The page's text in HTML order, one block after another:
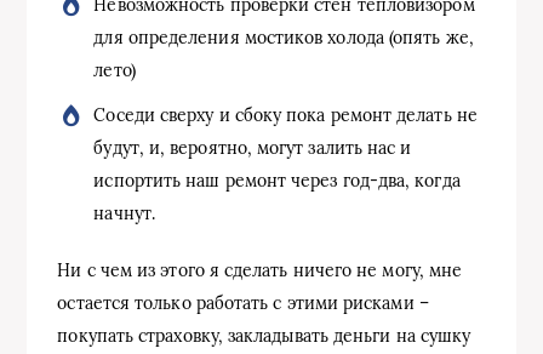
Невозможность проверки стен тепловизором
для определения мостиков холода (опять же,
лето)
Соседи сверху и сбоку пока ремонт делать не
будут, и, вероятно, могут залить нас и
испортить наш ремонт через год-два, когда
начнут.
Ни с чем из этого я сделать ничего не могу, мне
остается только работать с этими рисками –
покупать страховку, закладывать деньги на сушку